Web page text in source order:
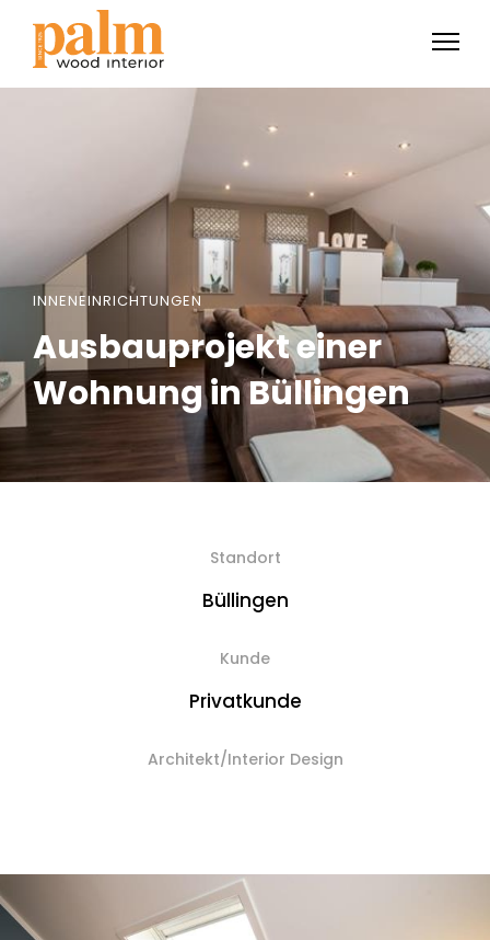
INNENEINRICHTUNGEN
Ausbauprojekt einer
Wohnung in Büllingen
Standort
Büllingen
Kunde
Privatkunde
Architekt/Interior Design